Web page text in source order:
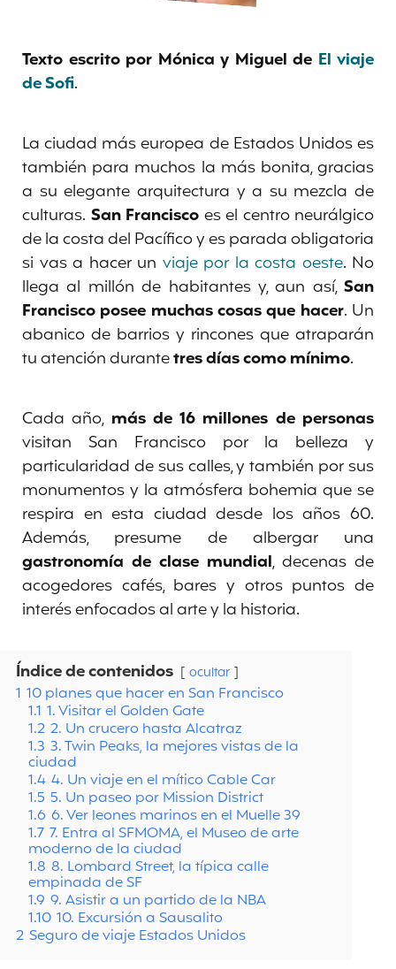
Texto escrito por Mónica y Miguel de El viaje
de Sofi.
La ciudad más europea de Estados Unidos es
también para muchos la más bonita, gracias
a su elegante arquitectura y a su mezcla de
culturas. San Francisco es el centro neurálgico
de la costa del Pacífico y es parada obligatoria
si vas a hacer un viaje por la costa oeste. No
llega al millón de habitantes y, aun así, San
Francisco posee muchas cosas que hacer. Un
abanico de barrios y rincones que atraparán
tu atención durantetres días como mínimo.
Cada año, más de 16 millones de personas
visitan San Francisco
por la belleza y
particularidad de sus calles, y también por sus
monumentos y la atmósfera bohemia que se
respira en esta ciudad desde los años 60.
Además, presume de albergar una
gastronomía de clase mundial, decenas de
acogedores cafés, bares y otros puntos de
interés enfocados al arte y la historia.
Índice de contenidos ocultar
1 10 planes que hacer en San Francisco
1.1 1. Visitar el Golden Gate
1.2 2. Un crucero hasta Alcatraz
1.3 3. Twin Peaks, la mejores vistas de la
ciudad
1.4 4. Un viaje en el mítico Cable Car
1.5 5. Un paseo por Mission District
1.6 6. Ver leones marinos en el Muelle 39
1.7 7. Entra al SFMOMA, el Museo de arte
moderno de la ciudad
1.8 8. Lombard Street, la típica calle
empinada de SF
1.9 9. Asistir a un partido de la NBA
1.10 10. Excursión a Sausalito
2 Seguro de viaje Estados Unidos